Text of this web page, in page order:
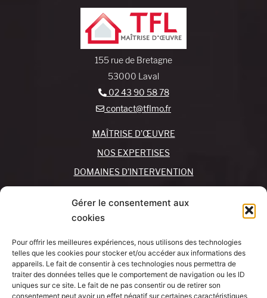
Gérer le consentement aux
cookies
Pour offrir les meilleures expériences, nous utilisons des technologies
telles que les cookies pour stocker et/ou accéder aux informations des
appareils. Le fait de consentir à ces technologies nous permettra de
traiter des données telles que le comportement de navigation ou les ID
uniques sur ce site. Le fait de ne pas consentir ou de retirer son
consentement peut avoir un effet négatif sur certaines caractéristiques
155 rue de Bretagne
53000 Laval
02 43 90 58 78
contact@tflmo.fr
MAÎTRISE D’ŒUVRE
NOS EXPERTISES
DOMAINES D’INTERVENTION
REJOIGNEZ-NOUS !
MON COMPTE
SUIVEZ-NOUS !
J’AI UN
PROJET